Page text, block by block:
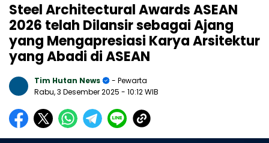
Steel Architectural Awards ASEAN
2026 telah Dilansir sebagai Ajang
yang Mengapresiasi Karya Arsitektur
yang Abadi di ASEAN
Tim Hutan News
- Pewarta
Rabu, 3 Desember 2025 - 10:12 WIB